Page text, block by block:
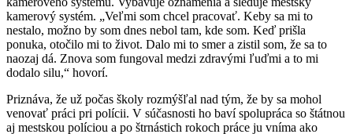
kamerový systém. „Veľmi som chcel pracovať. Keby sa mi to
nestalo, možno by som dnes nebol tam, kde som. Keď prišla
ponuka, otočilo mi to život. Dalo mi to smer a zistil som, že sa to
naozaj dá. Znova som fungoval medzi zdravými ľuďmi a to mi
dodalo silu,“ hovorí.
Priznáva, že už počas školy rozmýšľal nad tým, že by sa mohol
venovať práci pri polícii. V súčasnosti ho baví spolupráca so štátnou
aj mestskou políciou a po štrnástich rokoch práce ju vníma ako